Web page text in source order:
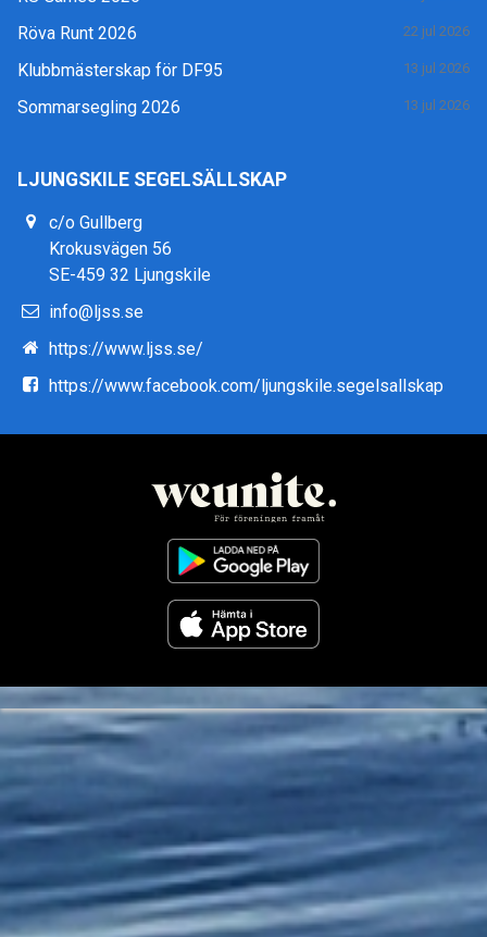
Röva Runt 2026 22 jul 2026
Klubbmästerskap för DF95 13 jul 2026
Sommarsegling 2026 13 jul 2026
LJUNGSKILE SEGELSÄLLSKAP
c/o Gullberg
Krokusvägen 56
SE-459 32 Ljungskile
info@ljss.se
https://www.ljss.se/
https://www.facebook.com/ljungskile.segelsallskap